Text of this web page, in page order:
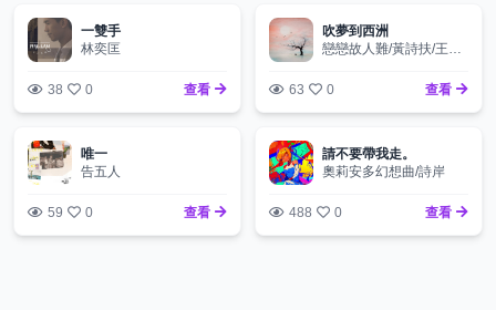
一雙手
林奕匡
38 0 查看
吹夢到西洲
63 0 查看
唯一
告五人
59 0 查看
請不要帶我走。
奧莉安多幻想曲/詩岸
488 0 查看